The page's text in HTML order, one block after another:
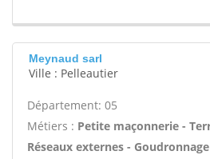
Meynaud sarl
Ville : Pelleautier
Département: 05
Métiers : Petite maçonnerie -
Réseaux externes -